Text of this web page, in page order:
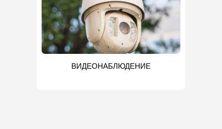
ВИДЕОНАБЛЮДЕНИЕ